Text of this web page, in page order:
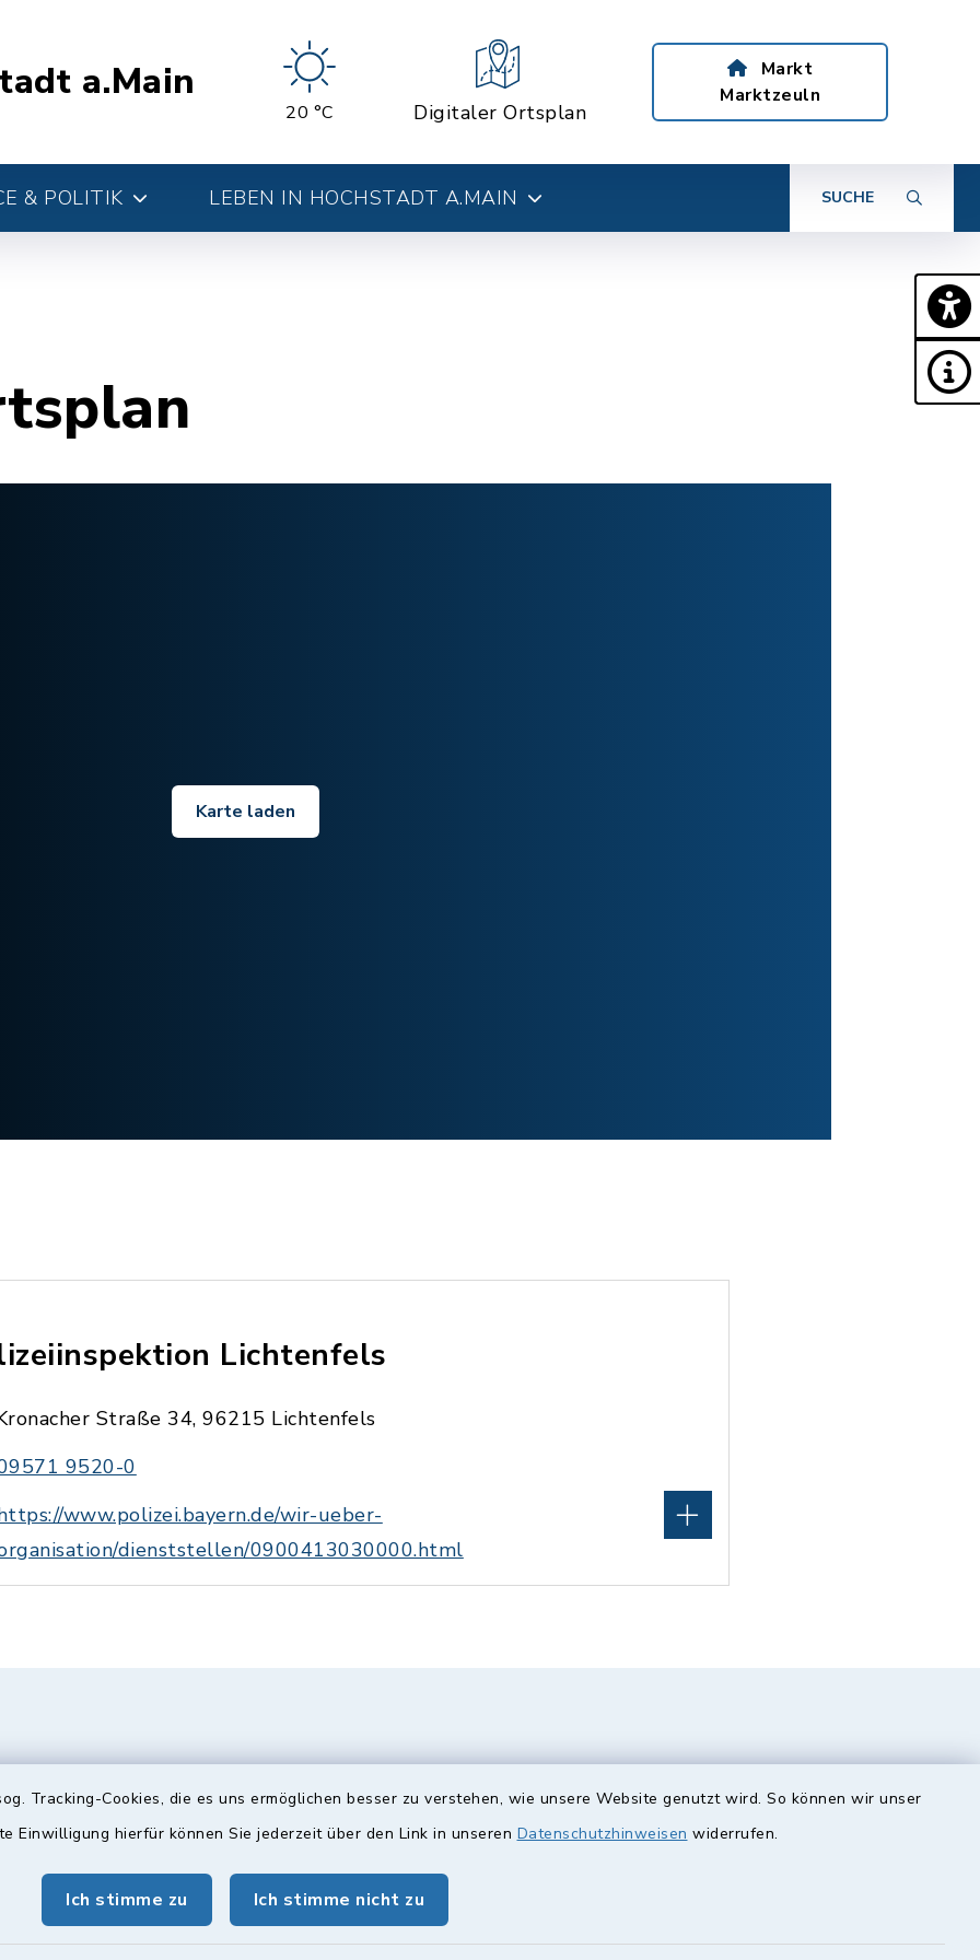
Tracking-Cookies, die es uns ermöglichen besser zu verstehen, wie unsere Website genutzt wird. So können wir unser
Einwilligung hierfür können Sie jederzeit über den Link in unseren Datenschutzhinweisen widerrufen.
Ich stimme zu Ich stimme nicht zu
a.Main
20 °C Digitaler Ortsplan
Markt
Marktzeuln
& POLITIK LEBEN IN HOCHSTADT A.MAIN SUCHE
Karte laden
Lichtenfels
Straße 34, 96215 Lichtenfels
9520-0
www.polizei.bayern.de/wir-ueber-
dienststellen/0900413030000.html
Bürgersprechstunde